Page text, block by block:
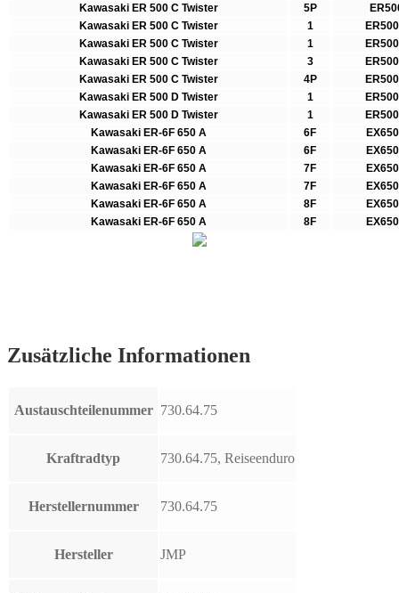
Kawasaki ER 500 C Twister
5P
Kawasaki ER 500 C Twister
1
Kawasaki ER 500 C Twister
1
Kawasaki ER 500 C Twister
3
Kawasaki ER 500 C Twister
4P
Kawasaki ER 500 D Twister
1
Kawasaki ER 500 D Twister
1
Kawasaki ER-6F 650 A
6F
Kawasaki ER-6F 650 A
6F
Kawasaki ER-6F 650 A
7F
Kawasaki ER-6F 650 A
7F
Kawasaki ER-6F 650 A
8F
Kawasaki ER-6F 650 A
8F
Zusätzliche Informationen
Austauschteilenummer 730.64.75
Kraftradtyp 730.64.75, Reiseenduro
Herstellernummer 730.64.75
Hersteller JMP